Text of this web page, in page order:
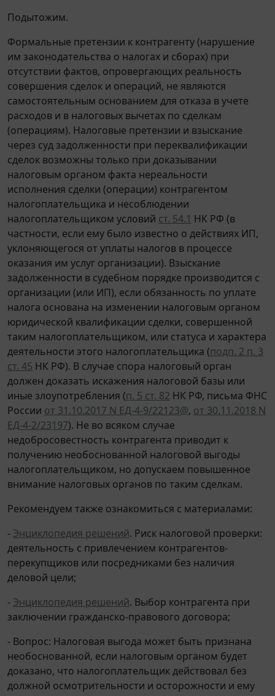
Подытожим.
Формальные претензии к контрагенту (нарушение
им законодательства о налогах и сборах) при
отсутствии фактов, опровергающих реальность
совершения сделок и операций, не являются
самостоятельным основанием для отказа в учете
расходов и в налоговых вычетах по сделкам
(операциям). Налоговые претензии и взыскание
через суд задолженности при переквалификации
сделок возможны только при доказывании
налоговым органом факта нереальности
исполнения сделки (операции) контрагентом
налогоплательщика и несоблюдении
налогоплательщиком условий ст. 54.1 НК РФ (в
частности, если ему было известно о действиях ИП,
уклоняющегося от уплаты налогов в процессе
оказания им услуг организации). Взыскание
задолженности в судебном порядке производится с
организации (или ИП), если обязанность по уплате
налога основана на изменении налоговым органом
юридической квалификации сделки, совершенной
таким налогоплательщиком, или статуса и характера
деятельности этого налогоплательщика (подп. 2 п. 3
ст. 45 НК РФ). В случае спора налоговый орган
должен доказать искажения налоговой базы или
иные злоупотребления (п. 5 ст. 82 НК РФ, письма ФНС
России от 31.10.2017 N ЕД-4-9/22123@, от 30.11.2018 N
ЕД-4-2/23197). Не во всяком случае
недобросовестность контрагента приводит к
получению необоснованной налоговой выгоды
налогоплательщиком, но допускаем повышенное
внимание налоговых органов по таким сделкам.
Рекомендуем также ознакомиться с материалами:
- Энциклопедия решений. Риск налоговой проверки:
деятельность с привлечением контрагентов-
перекупщиков или посредниками без наличия
деловой цели;
- Энциклопедия решений. Выбор контрагента при
заключении гражданско-правового договора;
- Вопрос: Налоговая выгода может быть признана
необоснованной, если налоговым органом будет
доказано, что налогоплательщик действовал без
должной осмотрительности и осторожности и ему